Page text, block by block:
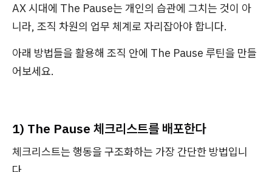
AX 시대에 The Pause는 개인의 습관에 그치는 것이 아
니라, 조직 차원의 업무 체계로 자리잡아야 합니다.
아래 방법들을 활용해 조직 안에 The Pause 루틴을 만들
어보세요.
1) The Pause 체크리스트를 배포한다
체크리스트는 행동을 구조화하는 가장 간단한 방법입니